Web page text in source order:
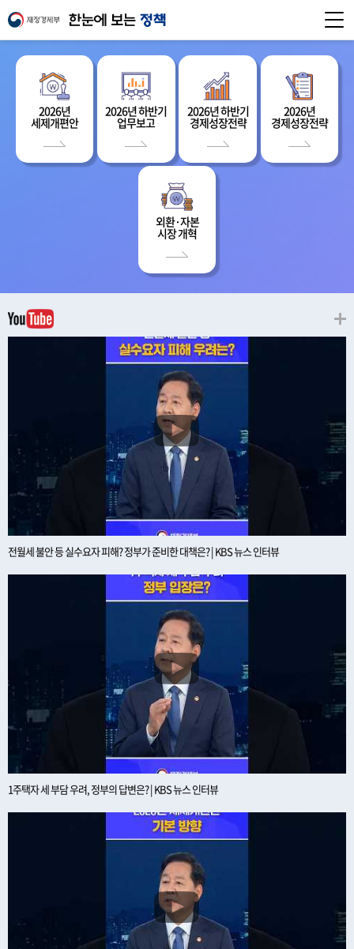
2026년
세제개편안
2026년 하반기
업무보고
2026년 하반기
경제성장전략
2026년
경제성장전략
외환·자본
시장 개혁
전월세 불안 등 실수요자 피해? 정부가 준비한 대책은? | KBS 뉴스 인터뷰
1주택자 세 부담 우려, 정부의 답변은? | KBS 뉴스 인터뷰